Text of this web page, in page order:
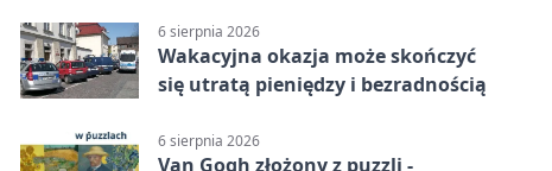
6 sierpnia 2026
Wakacyjna okazja może skończyć
się utratą pieniędzy i bezradnością
6 sierpnia 2026
Van Gogh złożony z puzzli -